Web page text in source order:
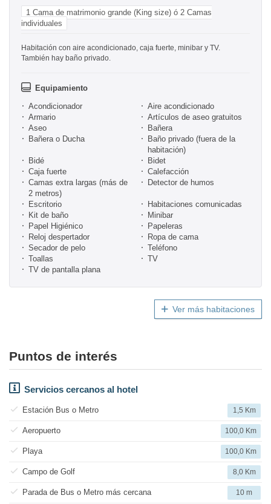
1 Cama de matrimonio grande (King size) ó 2 Camas
individuales
Habitación con aire acondicionado, caja fuerte, minibar y TV.
También hay baño privado.
Equipamiento
Acondicionador
Aire acondicionado
Armario
Artículos de aseo gratuitos
Aseo
Bañera
Bañera o Ducha
Baño privado (fuera de la
habitación)
Bidé
Bidet
Caja fuerte
Calefacción
Camas extra largas (más de
2 metros)
Detector de humos
Escritorio
Habitaciones comunicadas
Kit de baño
Minibar
Papel Higiénico
Papeleras
Reloj despertador
Ropa de cama
Secador de pelo
Teléfono
Toallas
TV
TV de pantalla plana
Ver más habitaciones
Puntos de interés
Servicios cercanos al hotel
Estación Bus o Metro 1,5 Km
Aeropuerto 100,0 Km
Playa 100,0 Km
Campo de Golf 8,0 Km
Parada de Bus o Metro más cercana 10 m